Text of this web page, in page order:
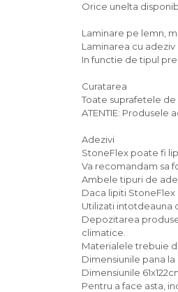
Orice unelta
Laminare pe lemn,
Laminarea cu
In functie de tipul
Curatarea
Toate suprafetele de
ATENTIE: Produsele
Adezivi
StoneFlex poate fi
Va recomandam sa
Ambele tipuri de
Daca lipiti StoneFlex
Utilizati intotdeauna
Depozitarea
climatice.
Materialele trebuie
Dimensiunile pana
Dimensiunile
Pentru a face asta,